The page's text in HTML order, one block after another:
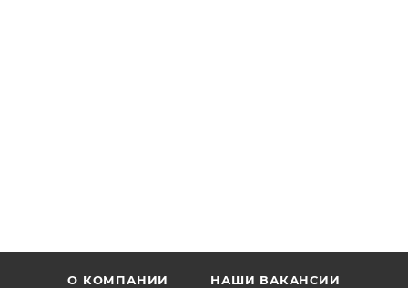
О КОМПАНИИ НАШИ ВАКАНСИИ